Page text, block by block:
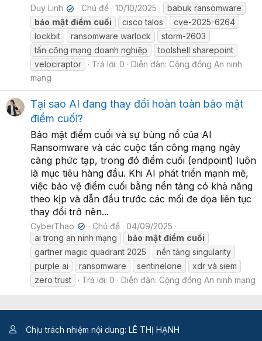
Duy Linh ✔ Chủ đề 10/10/2025
babuk ransomware
bảo mật điểm cuối cisco talos
cve-2025-6264
lockbit
ransomware warlock
storm-2603
tấn công mạng doanh nghiệp
toolshell sharepoint
velociraptor
Trả lời: 0 Diễn đàn: Cộng đồng An ninh
mạng
Tại sao AI đang thay đổi hoàn toàn bảo mật
điểm cuối?
Bảo mật điểm cuối và sự bùng nổ của AI
Ransomware và các cuộc tấn công mạng ngày
càng phức tạp, trong đó điểm cuối (endpoint) luôn
là mục tiêu hàng đầu. Khi AI phát triển mạnh mẽ,
việc bảo vệ điểm cuối bằng nền tảng có khả năng
theo kịp và dẫn đầu trước các mối đe dọa liên tục
thay đổi trở nên...
CyberThao ✔ Chủ đề
04/09/2025
ai trong an ninh mạng
bảo mật điểm cuối
gartner magic quadrant 2025
nền tảng singularity
purple ai
ransomware sentinelone
xdr và siem
zero trust
Trả lời: 0 Diễn đàn: Cộng đồng An ninh mạng
Chịu trách nhiệm nội dung: LÊ THỊ HẠNH